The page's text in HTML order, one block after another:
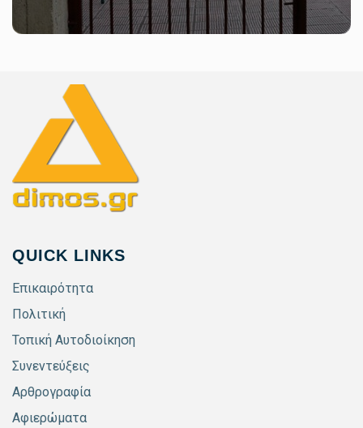
QUICK LINKS
Επικαιρότητα
Πολιτική
Τοπική Αυτοδιοίκηση
Συνεντεύξεις
Αρθρογραφία
Αφιερώματα